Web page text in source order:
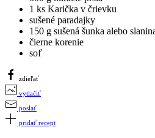
1 ks Karička v črievku
sušené paradajky
150 g sušená šunka alebo
čierne korenie
soľ
zdieľať
vytlačiť
poslať
pridať recept